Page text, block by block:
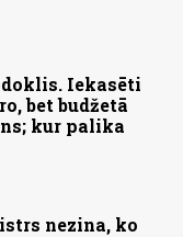
Iekasēti
bet budžetā
kur palika
nezina, ko